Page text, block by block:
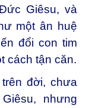
Giêsu, và
một ân huệ
đổi con tim
cách tận căn.
đời, chưa
nhưng